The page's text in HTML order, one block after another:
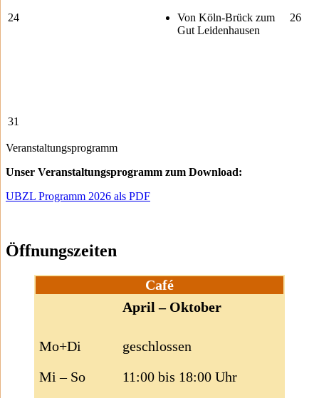
24
Von Köln-Brück zum
Gut Leidenhausen
26
31
Veranstaltungsprogramm
Unser Veranstaltungsprogramm zum Download:
UBZL Programm 2026 als PDF
Öffnungszeiten
Café
April – Oktober
Mo+Di
Mi – So
geschlossen
11:00 bis 18:00 Uhr